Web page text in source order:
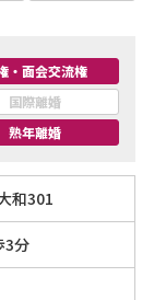
・面会交流権
国際離婚
熟年離婚
和301
3分